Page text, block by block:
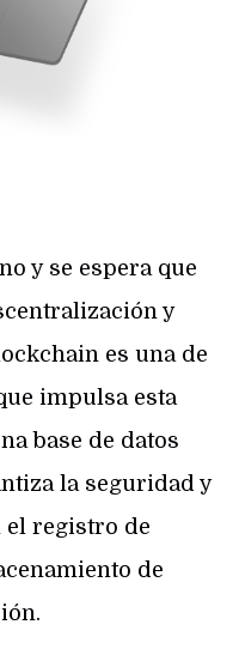
y se espera que
y
es una de
impulsa esta
base de datos
la seguridad y
el registro de
de